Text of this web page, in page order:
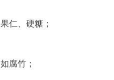
仁、硬糖；
腐竹；